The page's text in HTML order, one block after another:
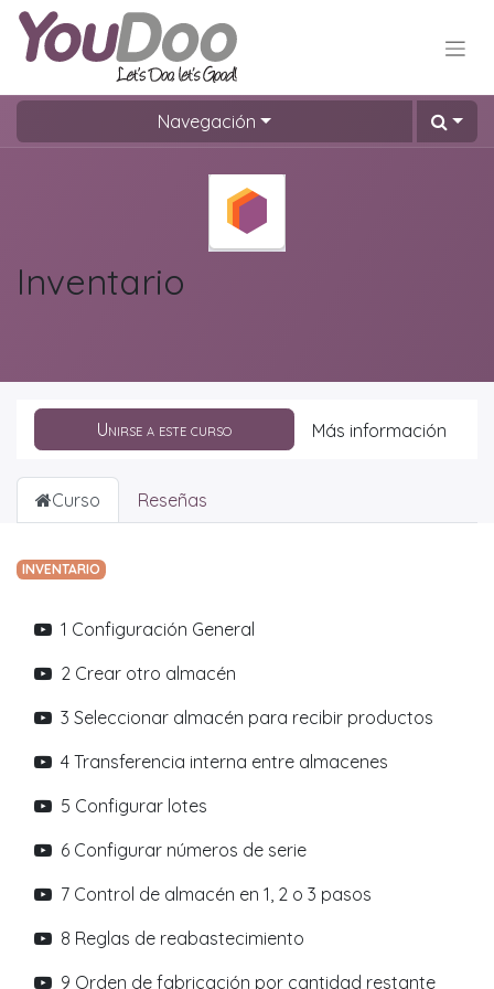
Navegación
Inventario
Unirse a este curso Más información
Curso Reseñas
INVENTARIO
1 Configuración General
2 Crear otro almacén
3 Seleccionar almacén para recibir productos
4 Transferencia interna entre almacenes
5 Configurar lotes
6 Configurar números de serie
7 Control de almacén en 1, 2 o 3 pasos
8 Reglas de reabastecimiento
9 Orden de fabricación por cantidad restante